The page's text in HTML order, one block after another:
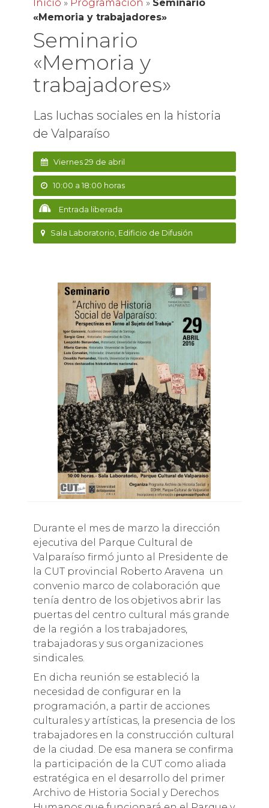
Inicio » Programación » Seminario
«Memoria y trabajadores»
Seminario
«Memoria y
trabajadores»
Las luchas sociales en la historia
de Valparaíso
Viernes 29 de abril
10:00 a 18:00 horas
Entrada liberada
Sala Laboratorio, Edificio de Difusión
Durante el mes de marzo la dirección
ejecutiva del Parque Cultural de
Valparaíso firmó junto al Presidente de
la CUT provincial Roberto Aravena un
convenio marco de colaboración que
tenía dentro de los objetivos abrir las
puertas del centro cultural más grande
de la región a los trabajadores,
trabajadoras y sus organizaciones
sindicales.
En dicha reunión se estableció la
necesidad de configurar en la
programación, a partir de acciones
culturales y artísticas, la presencia de los
trabajadores en la construcción cultural
de la ciudad. De esa manera se confirma
la participación de la CUT como aliada
estratégica en el desarrollo del primer
Archivo de Historia Social y Derechos